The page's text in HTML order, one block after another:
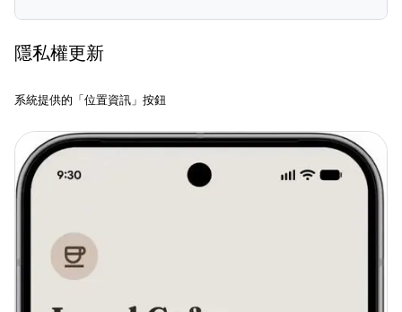
隱私權更新
系統提供的「位置資訊」按鈕